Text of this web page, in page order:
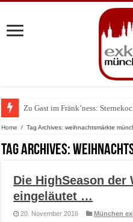
Zu Gast im Fränk’ness:
Warum München gerade zum
Home / Tag Archives: weihnachtsmärkte
Tag Archives:
Die HighSeason
eingeläutet …
20. November 2016 München